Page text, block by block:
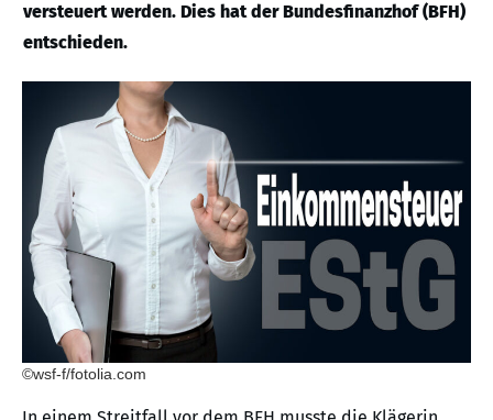
versteuert werden. Dies hat der Bundesfinanzhof (BFH)
entschieden.
©wsf-f/fotolia.com